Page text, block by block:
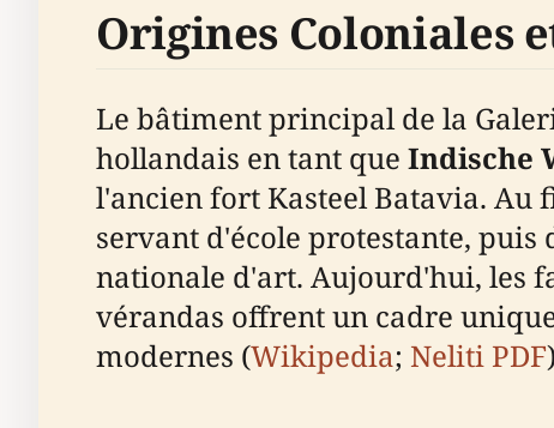
Origines Coloniales
Le bâtiment principal de la
hollandais en tant que Indische
l'ancien fort Kasteel Batavia. Au
servant d'école protestante,
nationale d'art. Aujourd'hui, les
vérandas offrent un cadre
modernes (Wikipedia; Neliti PDF